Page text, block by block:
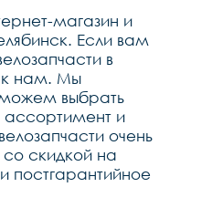
магазин и
Если вам
в
к нам. Мы
выбрать
ассортимент и
очень
скидкой на
постгарантийное